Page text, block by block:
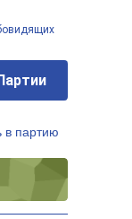
в партию